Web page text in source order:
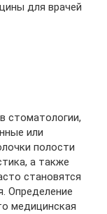
для врачей
стоматологии,
или
полости
а также
становятся
Определение
медицинская